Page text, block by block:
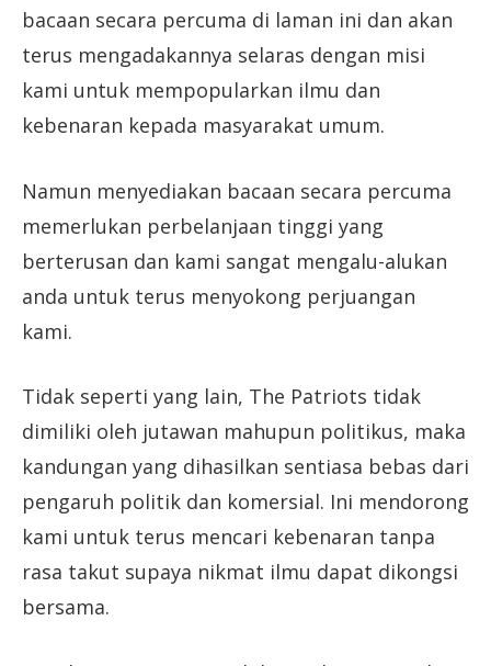
bacaan secara percuma di laman ini dan akan
terus mengadakannya selaras dengan misi
kami untuk mempopularkan ilmu dan
kebenaran kepada masyarakat umum.
Namun menyediakan bacaan secara percuma
memerlukan perbelanjaan tinggi yang
berterusan dan kami sangat mengalu-alukan
anda untuk terus menyokong perjuangan
kami.
Tidak seperti yang lain, The Patriots tidak
dimiliki oleh jutawan mahupun politikus, maka
kandungan yang dihasilkan sentiasa bebas dari
pengaruh politik dan komersial. Ini mendorong
kami untuk terus mencari kebenaran tanpa
rasa takut supaya nikmat ilmu dapat dikongsi
bersama.